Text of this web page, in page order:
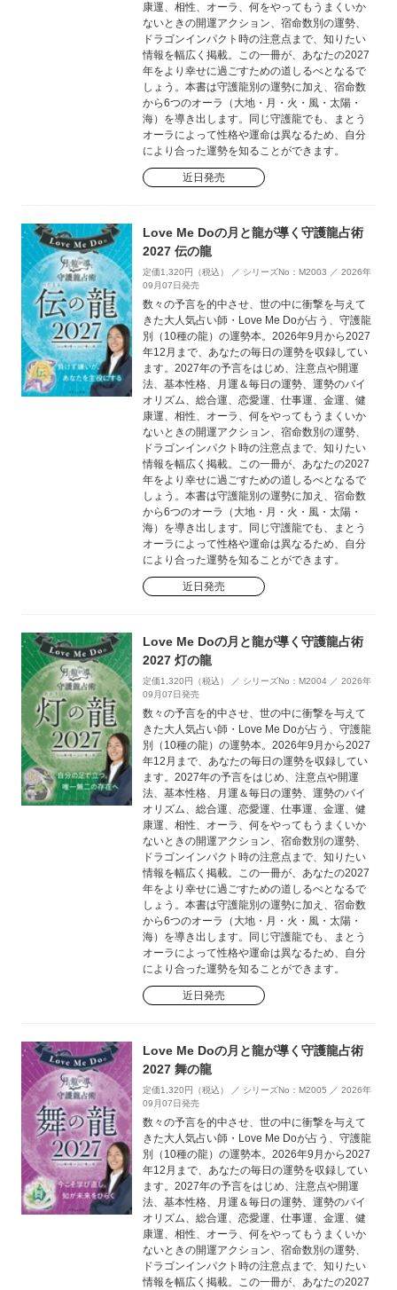
康運、相性、オーラ、何をやってもうまくいか
ないときの開運アクション、宿命数別の運勢、
ドラゴンインパクト時の注意点まで、知りたい
情報を幅広く掲載。この一冊が、あなたの2027
年をより幸せに過ごすための道しるべとなるで
しょう。本書は守護龍別の運勢に加え、宿命数
から6つのオーラ（大地・月・火・風・太陽・
海）を導き出します。同じ守護龍でも、まとう
オーラによって性格や運命は異なるため、自分
により合った運勢を知ることができます。
近日発売
Love Me Doの月と龍が導く守護龍占術
2027 伝の龍
定価1,320円（税込） ／ シリーズNo：M2003 ／ 2026年
09月07日発売
数々の予言を的中させ、世の中に衝撃を与えて
きた大人気占い師・Love Me Doが占う、守護龍
別（10種の龍）の運勢本。2026年9月から2027
年12月まで、あなたの毎日の運勢を収録してい
ます。2027年の予言をはじめ、注意点や開運
法、基本性格、月運＆毎日の運勢、運勢のバイ
オリズム、総合運、恋愛運、仕事運、金運、健
康運、相性、オーラ、何をやってもうまくいか
ないときの開運アクション、宿命数別の運勢、
ドラゴンインパクト時の注意点まで、知りたい
情報を幅広く掲載。この一冊が、あなたの2027
年をより幸せに過ごすための道しるべとなるで
しょう。本書は守護龍別の運勢に加え、宿命数
から6つのオーラ（大地・月・火・風・太陽・
海）を導き出します。同じ守護龍でも、まとう
オーラによって性格や運命は異なるため、自分
により合った運勢を知ることができます。
近日発売
Love Me Doの月と龍が導く守護龍占術
2027 灯の龍
定価1,320円（税込） ／ シリーズNo：M2004 ／ 2026年
09月07日発売
数々の予言を的中させ、世の中に衝撃を与えて
きた大人気占い師・Love Me Doが占う、守護龍
別（10種の龍）の運勢本。2026年9月から2027
年12月まで、あなたの毎日の運勢を収録してい
ます。2027年の予言をはじめ、注意点や開運
法、基本性格、月運＆毎日の運勢、運勢のバイ
オリズム、総合運、恋愛運、仕事運、金運、健
康運、相性、オーラ、何をやってもうまくいか
ないときの開運アクション、宿命数別の運勢、
ドラゴンインパクト時の注意点まで、知りたい
情報を幅広く掲載。この一冊が、あなたの2027
年をより幸せに過ごすための道しるべとなるで
しょう。本書は守護龍別の運勢に加え、宿命数
から6つのオーラ（大地・月・火・風・太陽・
海）を導き出します。同じ守護龍でも、まとう
オーラによって性格や運命は異なるため、自分
により合った運勢を知ることができます。
近日発売
Love Me Doの月と龍が導く守護龍占術
2027 舞の龍
定価1,320円（税込） ／ シリーズNo：M2005 ／ 2026年
09月07日発売
数々の予言を的中させ、世の中に衝撃を与えて
きた大人気占い師・Love Me Doが占う、守護龍
別（10種の龍）の運勢本。2026年9月から2027
年12月まで、あなたの毎日の運勢を収録してい
ます。2027年の予言をはじめ、注意点や開運
法、基本性格、月運＆毎日の運勢、運勢のバイ
オリズム、総合運、恋愛運、仕事運、金運、健
康運、相性、オーラ、何をやってもうまくいか
ないときの開運アクション、宿命数別の運勢、
ドラゴンインパクト時の注意点まで、知りたい
情報を幅広く掲載。この一冊が、あなたの2027